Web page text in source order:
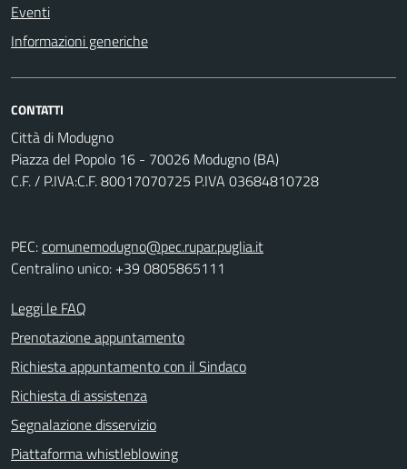
Eventi
Informazioni generiche
CONTATTI
Città di Modugno
Piazza del Popolo 16 - 70026 Modugno (BA)
C.F. / P.IVA:C.F. 80017070725 P.IVA 03684810728
PEC:comunemodugno@pec.rupar.puglia.it
Centralino unico: +39 0805865111
Leggi le FAQ
Prenotazione appuntamento
Richiesta appuntamento con il Sindaco
Richiesta di assistenza
Segnalazione disservizio
Piattaforma whistleblowing